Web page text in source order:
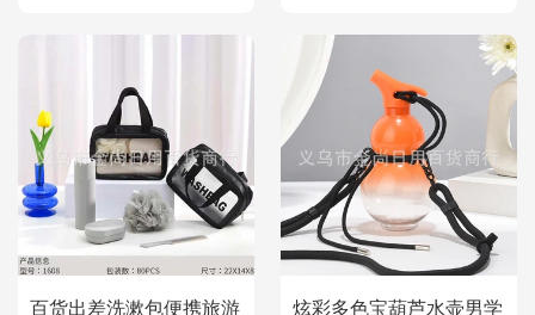
百货出差洗漱包便携旅游
炫彩多色宝葫芦水壶男学